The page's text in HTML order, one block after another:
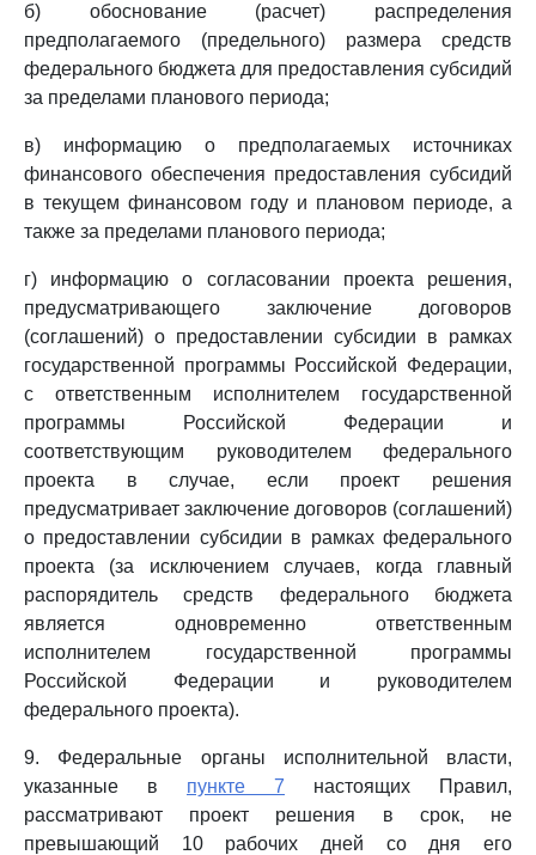
б) обоснование (расчет) распределения
предполагаемого (предельного) размера средств
федерального бюджета для предоставления субсидий
за пределами планового периода;
в) информацию о предполагаемых источниках
финансового обеспечения предоставления субсидий
в текущем финансовом году и плановом периоде, а
также за пределами планового периода;
г) информацию о согласовании проекта решения,
предусматривающего заключение договоров
(соглашений) о предоставлении субсидии в рамках
государственной программы Российской Федерации,
с ответственным исполнителем государственной
программы Российской Федерации и
соответствующим руководителем федерального
проекта в случае, если проект решения
предусматривает заключение договоров (соглашений)
о предоставлении субсидии в рамках федерального
проекта (за исключением случаев, когда главный
распорядитель средств федерального бюджета
является одновременно ответственным
исполнителем государственной программы
Российской Федерации и руководителем
федерального проекта).
9. Федеральные органы исполнительной власти,
указанные в пункте 7 настоящих Правил,
рассматривают проект решения в срок, не
превышающий 10 рабочих дней со дня его